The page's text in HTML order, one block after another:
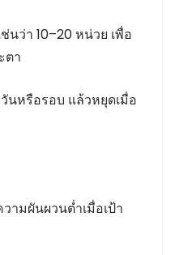
นว่า 10–20 หน่วย เพื่อ
ตา
นหรือรอบ แล้วหยุดเมื่อ
ามผันผวนต่ำเมื่อเป้า